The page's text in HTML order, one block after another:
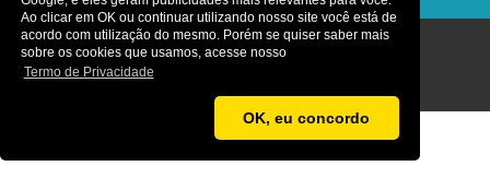
Ao clicar em OK ou continuar utilizando nosso site você está de
acordo com utilização do mesmo. Porém se quiser saber mais
sobre os cookies que usamos, acesse nosso
Termo de Privacidade
OK, eu concordo
Agência MetaNet ©2026